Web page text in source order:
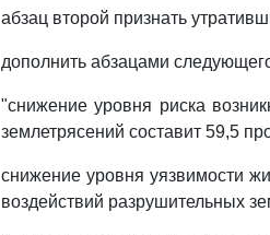
абзац второй признать
дополнить абзацами
"снижение уровня риска
землетрясений составит 59,5
снижение уровня уязвимости
воздействий разрушительных